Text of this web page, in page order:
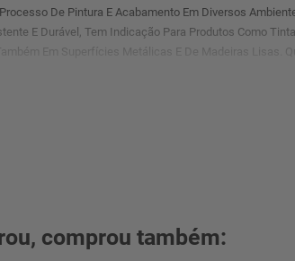
De Pintura E Acabamento Em Diversos
E Durável, Tem Indicação Para Produtos Como
Em Superfícies Metálicas E De Madeiras Lisas.
comprou também: